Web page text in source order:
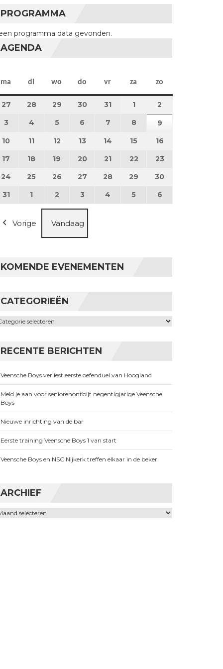
PROGRAMMA
programma data gevonden.
AGENDA
ma maandag
di dinsdag
wo woensdag
do donderdag
vr vrijdag
za zaterdag
zo
27 27 juli 2026
28 28 juli 2026
29 29 juli 2026
3030 juli 2026
31 31 juli 2026
11 augustus 2026
2
3 3 augustus 2026
4 4 augustus 2026
55 augustus 2026
6 6 augustus 2026
7 7 augustus 2026
8 8 augustus 2026
9
10 10 augustus 2026
11 11 augustus 2026
12 12 augustus 2026
13 13 augustus 2026
14 14 augustus 2026
15 15 augustus 2026
16
17 17 augustus 2026
18 18 augustus 2026
19 19 augustus 2026
20 20 augustus 2026
21 21 augustus 2026
22 22 augustus 2026
23
24 24 augustus 2026
25 25 augustus 2026
26 26 augustus 2026
27 27 augustus 2026
28 28 augustus 2026
29 29 augustus 2026
30
3131 augustus 2026
1 1 september 2026
2 2 september 2026
3 3 september 2026
4 4 september 2026
5 5 september 2026
6
Vorige Vandaag
KOMENDE EVENEMENTEN
CATEGORIEËN
RECENTE BERICHTEN
Veensche Boys verliest eerste oefenduel van Hoogland
Meld je aan voor seniorenontbijt negentigjarige Veensche
Boys
Nieuwe inrichting van de bar
Eerste training Veensche Boys 1 van start
Veensche Boys en NSC Nijkerk treffen elkaar in de beker
ARCHIEF